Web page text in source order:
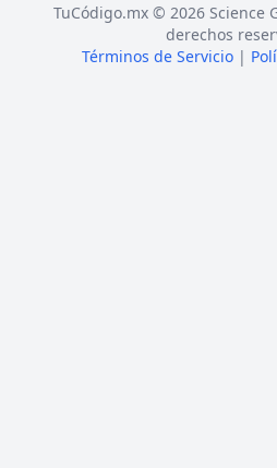
TuCódigo.mx © 2026 Science
derechos
Términos de Servicio |